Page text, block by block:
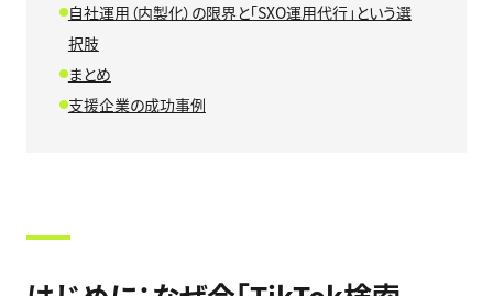
自社運用（内製化）の限界と「SXO運用代行」という選
択肢
まとめ
支援企業の成功事例